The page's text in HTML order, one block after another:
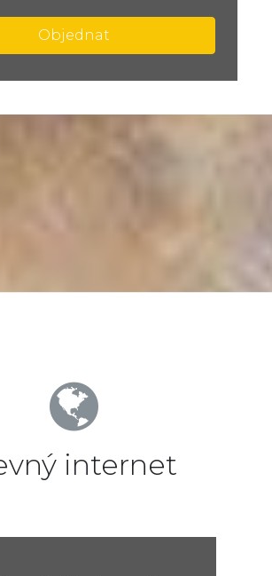
Objednat
internet